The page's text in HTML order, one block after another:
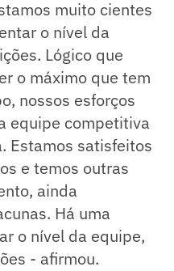
muito cientes
o nível da
Lógico que
o máximo que tem
nossos esforços
equipe competitiva
Estamos satisfeitos
e temos outras
ainda
Há uma
o nível da equipe,
- afirmou.